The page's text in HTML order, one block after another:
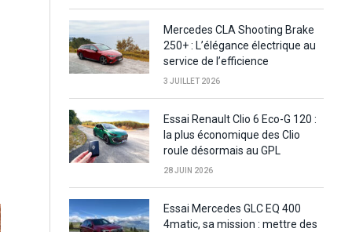
Mercedes CLA Shooting Brake
250+ : L’élégance électrique au
service de l’efficience
3 JUILLET 2026
Essai Renault Clio 6 Eco-G 120 :
la plus économique des Clio
roule désormais au GPL
28 JUIN 2026
Essai Mercedes GLC EQ 400
4matic, sa mission : mettre des